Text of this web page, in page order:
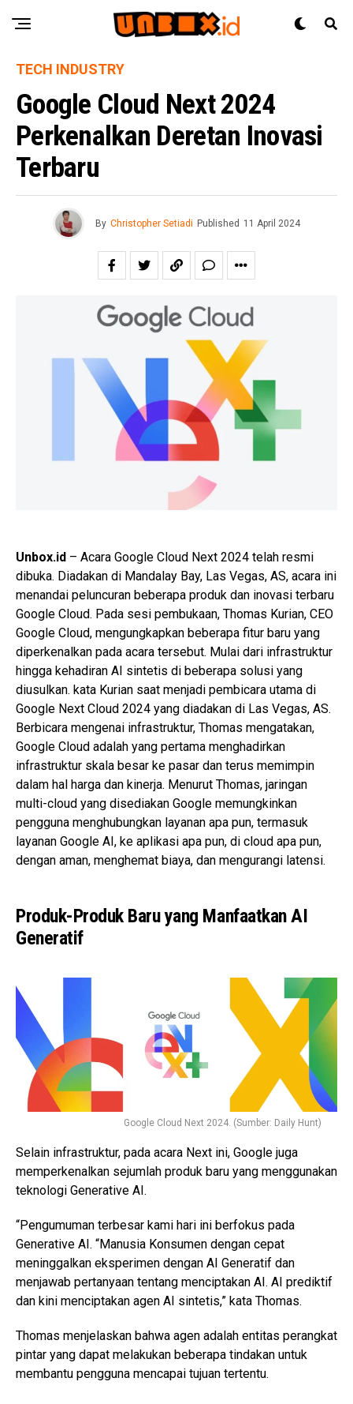
TECH INDUSTRY
Google Cloud Next 2024
Perkenalkan Deretan Inovasi
Terbaru
By Christopher Setiadi Published 11 April 2024
Unbox.id – Acara Google Cloud Next 2024 telah resmi
dibuka. Diadakan di Mandalay Bay, Las Vegas, AS, acara ini
menandai peluncuran beberapa produk dan inovasi terbaru
Google Cloud. Pada sesi pembukaan, Thomas Kurian, CEO
Google Cloud, mengungkapkan beberapa fitur baru yang
diperkenalkan pada acara tersebut. Mulai dari infrastruktur
hingga kehadiran AI sintetis di beberapa solusi yang
diusulkan. kata Kurian saat menjadi pembicara utama di
Google Next Cloud 2024 yang diadakan di Las Vegas, AS.
Berbicara mengenai infrastruktur, Thomas mengatakan,
Google Cloud adalah yang pertama menghadirkan
infrastruktur skala besar ke pasar dan terus memimpin
dalam hal harga dan kinerja. Menurut Thomas, jaringan
multi-cloud yang disediakan Google memungkinkan
pengguna menghubungkan layanan apa pun, termasuk
layanan Google AI, ke aplikasi apa pun, di cloud apa pun,
dengan aman, menghemat biaya, dan mengurangi latensi.
Produk-Produk Baru yang Manfaatkan AI
Generatif
Google Cloud Next 2024. (Sumber: Daily Hunt)
Selain infrastruktur, pada acara Next ini, Google juga
memperkenalkan sejumlah produk baru yang menggunakan
teknologi Generative AI.
“Pengumuman terbesar kami hari ini berfokus pada
Generative AI. “Manusia Konsumen dengan cepat
meninggalkan eksperimen dengan AI Generatif dan
menjawab pertanyaan tentang menciptakan AI. AI prediktif
dan kini menciptakan agen AI sintetis,” kata Thomas.
Thomas menjelaskan bahwa agen adalah entitas perangkat
pintar yang dapat melakukan beberapa tindakan untuk
membantu pengguna mencapai tujuan tertentu.